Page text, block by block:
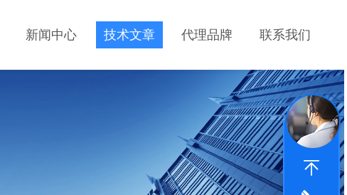
新闻中心 技术文章 代理品牌 联系我们